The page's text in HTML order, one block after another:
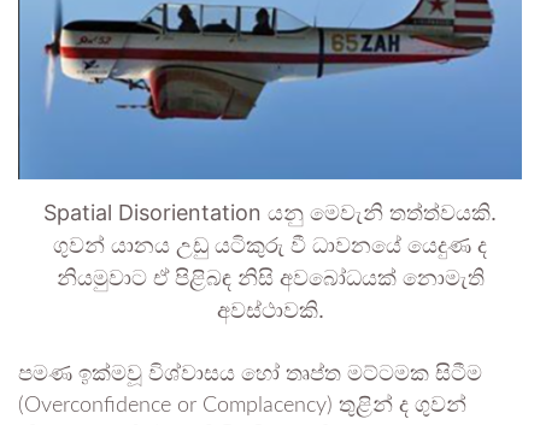
Spatial Disorientation යනු මෙවැනි තත්ත්වයකි.
ගුවන් යානය උඩු යටිකුරු වී ධාවනයේ යෙදුණ ද
නියමුවාට ඒ පිළිබඳ නිසි අවබෝධයක් නොමැති
අවස්ථාවකි.
පමණ ඉක්මවූ විශ්වාසය හෝ තෘප්ත මට්ටමක සිටීම
(Overconfidence or Complacency) තුළින් ද ගුවන්